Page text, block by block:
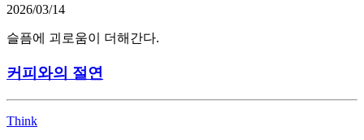
2026/03/14
슬픔에 괴로움이 더해간다.
커피와의 절연
Think